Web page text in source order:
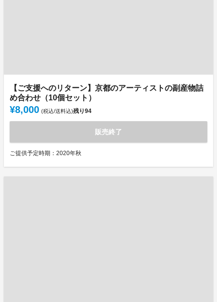
【ご支援へのリターン】京都のアーティストの副産物詰
め合わせ（10個セット）
¥8,000 (税込/送料込)残り94
販売終了
ご提供予定時期：2020年秋